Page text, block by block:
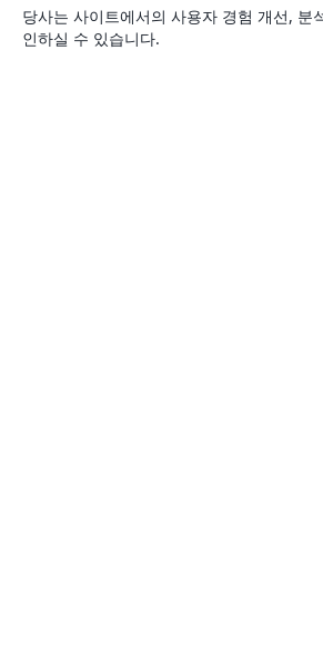
당사는 사이트에서의 사용자 경험 개선,
인하실 수 있습니다.